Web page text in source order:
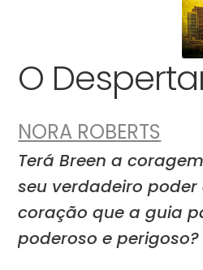
O
NORA ROBERTS
Terá Breen a
seu verdadeiro poder
coração que a guia
poderoso e perigoso?